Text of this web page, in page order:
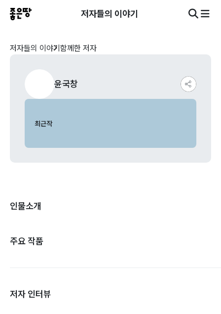
저자들의 이야기
저자들의 이야기 함께한 저자
윤국창
최근작
인물소개
주요 작품
저자 인터뷰